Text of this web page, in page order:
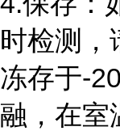
时检测，
冻存于-
融，在室